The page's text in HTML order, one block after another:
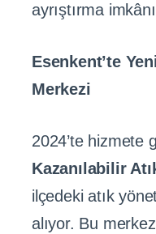
ayrıştırma
Esenkent’te
Merkezi
2024’te hizmete
Kazanılabilir
ilçedeki atık
alıyor. Bu